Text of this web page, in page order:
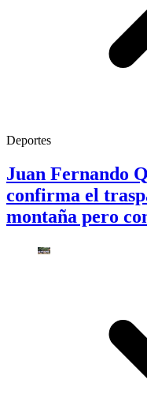
Deportes
Juan Fernando
confirma el
montaña pero